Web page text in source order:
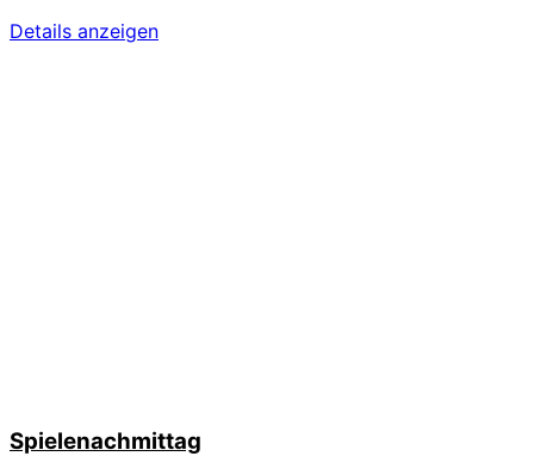
Details anzeigen
Spielenachmittag